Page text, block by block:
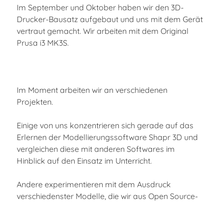
Im September und Oktober haben wir den 3D-
Drucker-Bausatz aufgebaut und uns mit dem Gerät
vertraut gemacht. Wir arbeiten mit dem Original
Prusa i3 MK3S.
Im Moment arbeiten wir an verschiedenen
Projekten.
Einige von uns konzentrieren sich gerade auf das
Erlernen der Modellierungssoftware Shapr 3D und
vergleichen diese mit anderen Softwares im
Hinblick auf den Einsatz im Unterricht.
Andere experimentieren mit dem Ausdruck
verschiedenster Modelle, die wir aus Open Source-